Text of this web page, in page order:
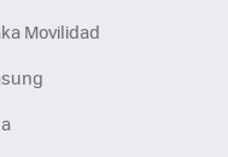
Movilidad